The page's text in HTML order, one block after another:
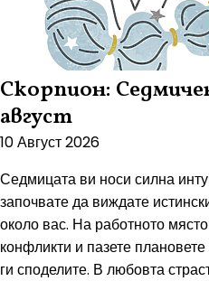
Скорпион:
август
10 Август 2026
Седмицата ви носи силна
започвате да виждате
около вас. На работното
конфликти и пазете
ги споделите. В любовта